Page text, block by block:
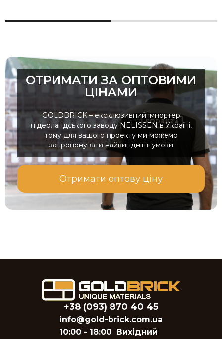
ОТРИМАТИ ЗА ОПТОВИМИ
ЦІНАМИ
GOLDBRICK – ексклюзивний імпортер
нідерландського заводу NELISSEN в Україні,
тому для вашого проекту ми можемо
запропонувати найвигідніші умови
Отримати оптову ціну
+38 (093) 870 40 45
info@gold-brick.com.ua
10:00 - 18:00 Вихідний